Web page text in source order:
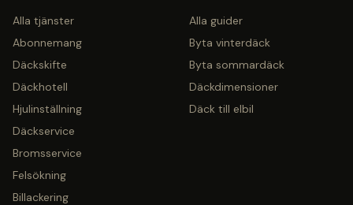
Alla tjänster
Abonnemang
Däckskifte
Däckhotell
Hjulinställning
Däckservice
Bromsservice
Felsökning
Billackering
Alla guider
Byta vinterdäck
Byta sommardäck
Däckdimensioner
Däck till elbil